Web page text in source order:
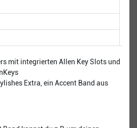
mit integrierten Allen Key Slots und
Extra, ein Accent Band aus